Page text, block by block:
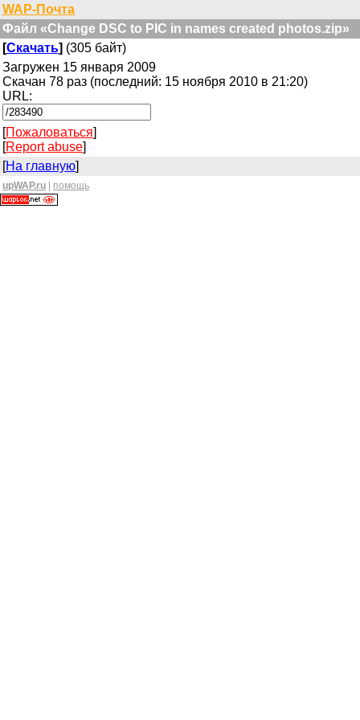
WAP-Почта
Файл «Change DSC to PIC in names created photos.zip»
[Скачать] (305 байт)
Загружен 15 января 2009
Скачан 78 раз (последний: 15 ноября 2010 в 21:20)
URL:
[Пожаловаться]
[Report abuse]
[На главную]
upWAP.ru помощь